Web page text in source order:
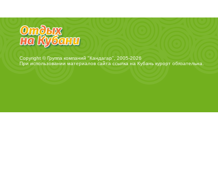
Copyright © Группа компаний "Кандагар", 2005-2026
При использовании материалов сайта ссылка на Кубань курортобязательна.